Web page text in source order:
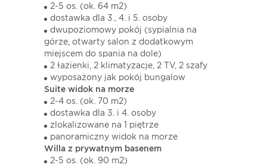
2-5 os. (ok. 64 m2)
dostawka dla 3., 4. i 5. osoby
dwupoziomowy pokój (sypialnia na
górze, otwarty salon z dodatkowym
miejscem do spania na dole)
2 łazienki, 2 klimatyzacje, 2 TV, 2 szafy
wyposażony jak pokój bungalow
Suite widok na morze
2-4 os. (ok. 70 m2)
dostawka dla 3. i 4. osoby
zlokalizowane na 1 piętrze
panoramiczny widok na morze
Willa z prywatnym basenem
2-5 os. (ok. 90 m2)